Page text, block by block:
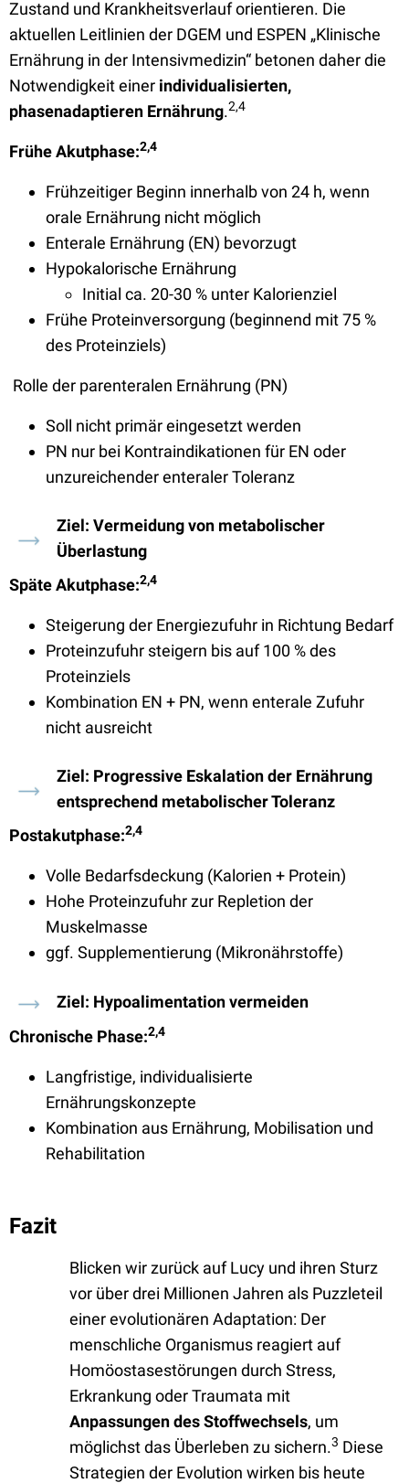
Zustand und Krankheitsverlauf orientieren. Die
aktuellen Leitlinien der DGEM und ESPEN „Klinische
Ernährung in der Intensivmedizin“ betonen daher die
Notwendigkeit einer individualisierten,
phasenadaptieren Ernährung.2,4
Frühe Akutphase:2,4
Frühzeitiger Beginn innerhalb von 24 h, wenn
orale Ernährung nicht möglich
Enterale Ernährung (EN) bevorzugt
Hypokalorische Ernährung
Initial ca. 20-30 % unter Kalorienziel
Frühe Proteinversorgung (beginnend mit 75 %
des Proteinziels)
Rolle der parenteralen Ernährung (PN)
Soll nicht primär eingesetzt werden
PN nur bei Kontraindikationen für EN oder
unzureichender enteraler Toleranz
Ziel: Vermeidung von metabolischer
Überlastung
Späte Akutphase:2,4
Steigerung der Energiezufuhr in Richtung Bedarf
Proteinzufuhr steigern bis auf 100 % des
Proteinziels
Kombination EN + PN, wenn enterale Zufuhr
nicht ausreicht
Ziel: Progressive Eskalation der Ernährung
entsprechend metabolischer Toleranz
Postakutphase:2,4
Volle Bedarfsdeckung (Kalorien + Protein)
Hohe Proteinzufuhr zur Repletion der
Muskelmasse
ggf. Supplementierung (Mikronährstoffe)
Ziel: Hypoalimentation vermeiden
Chronische Phase:2,4
Langfristige, individualisierte
Ernährungskonzepte
Kombination aus Ernährung, Mobilisation und
Rehabilitation
Fazit
Blicken wir zurück auf Lucy und ihren Sturz
vor über drei Millionen Jahren als Puzzleteil
einer evolutionären Adaptation: Der
menschliche Organismus reagiert auf
Homöostasestörungen durch Stress,
Erkrankung oder Traumata mit
Anpassungen des Stoffwechsels, um
möglichst das Überleben zu sichern.3 Diese
Strategien der Evolution wirken bis heute